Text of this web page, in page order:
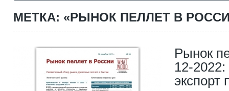
МЕТКА: «РЫНОК ПЕЛЛЕТ В
Рынок
12-
экспорт